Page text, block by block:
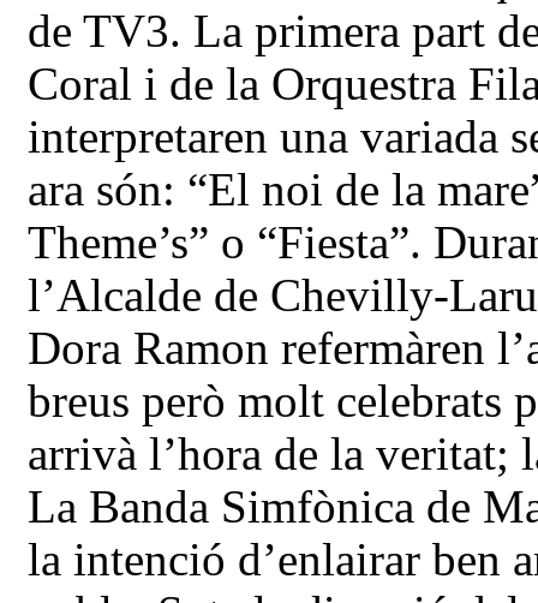
de TV3. La primera part
Coral i de la Orquestra
interpretaren una variada
ara són: “El noi de la
Theme’s” o “Fiesta”.
l’Alcalde de Chevilly-
Dora Ramon refermàren
breus però molt celebrats
arrivà l’hora de la veritat;
La Banda Simfònica de
la intenció d’enlairar ben